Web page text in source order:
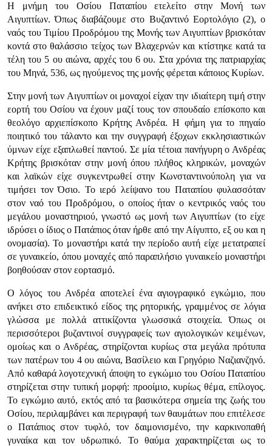
Η μνήμη του Οσίου Παταπίου ετελείτο στην Μονή των
Αιγυπτίων. Όπως διαβάζουμε στο Βυζαντινό Εορτολόγιο (2), ο
ναός του Τιμίου Προδρόμου της Μονής των Αιγυπτίων βρισκόταν
κοντά στο θαλάσσιο τείχος των Βλαχερνών και κτίστηκε κατά τα
τέλη του 5 ου αιώνα, αρχές του 6 ου. Στα χρόνια της πατριαρχίας
του Μηνά, 536, ως ηγούμενος της μονής φέρεται κάποιος Κυρίων.
Στην μονή των Αιγυπτίων οι μοναχοί είχαν την ιδιαίτερη τιμή στην
εορτή του Οσίου να έχουν μαζί τους τον σπουδαίο επίσκοπο και
θεολόγο αρχιεπίσκοπο Κρήτης Ανδρέα. Η φήμη για το πηγαίο
ποιητικό του τάλαντο και την συγγραφή έξοχων εκκλησιαστικών
ύμνων είχε εξαπλωθεί παντού. Σε μία τέτοια πανήγυρη ο Ανδρέας
Κρήτης βρισκόταν στην μονή όπου πλήθος κληρικών, μοναχών
και λαϊκών είχε συγκεντρωθεί στην Κωνσταντινούπολη για να
τιμήσει τον Όσιο. Το ιερό λείψανο του Παταπίου φυλασσόταν
στον ναό του Προδρόμου, ο οποίος ήταν ο κεντρικός ναός του
μεγάλου μοναστηριού, γνωστό ως μονή των Αιγυπτίων (το είχε
ιδρύσει ο ίδιος ο Πατάπιος όταν ήρθε από την Αίγυπτο, εξ ου και η
ονομασία). Το μοναστήρι κατά την περίοδο αυτή είχε μετατραπεί
σε γυναικείο, όπου μοναχές από παραπλήσιο γυναικείο μοναστήρι
βοηθούσαν στον εορτασμό.
Ο λόγος του Ανδρέα αποτελεί ένα αγιογραφικό εγκώμιο, που
ανήκει στο επιδεικτικό είδος της ρητορικής, γραμμένος σε λόγια
γλώσσα με πολλά αττικίζοντα γλωσσικά στοιχεία. Όπως οι
περισσότεροι βυζαντινοί συγγραφείς των αγιολογικών κειμένων,
ομοίως και ο Ανδρέας, στηρίζονται κυρίως στα μεγάλα πρότυπα
των πατέρων του 4 ου αιώνα, Βασίλειο και Γρηγόριο Ναζιανζηνό.
Από καθαρά λογοτεχνική άποψη το εγκώμιο του Οσίου Παταπίου
στηρίζεται στην τυπική μορφή: προοίμιο, κυρίως θέμα, επίλογος.
Το εγκώμιο αυτό, εκτός από τα βασικότερα σημεία της ζωής του
Οσίου, περιλαμβάνει και περιγραφή των θαυμάτων που επιτέλεσε
ο Πατάπιος στον τυφλό, τον δαιμονισμένο, την καρκινοπαθή
γυναίκα και τον υδρωπικό. Το θαύμα χαρακτηρίζεται ως το